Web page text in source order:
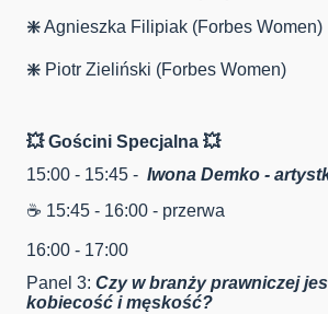
❇️Agnieszka Filipiak (Forbes Women)
❇️ Piotr Zieliński (Forbes Women)
💥 Gościni Specjalna 💥
15:00 - 15:45 - Iwona Demko -
☕️ 15:45 - 16:00 - przerwa
16:00 - 17:00
Panel 3: Czy w branży prawniczej
kobiecość i męskość?